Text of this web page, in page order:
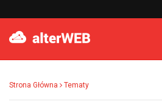
Strona Główna Tematy